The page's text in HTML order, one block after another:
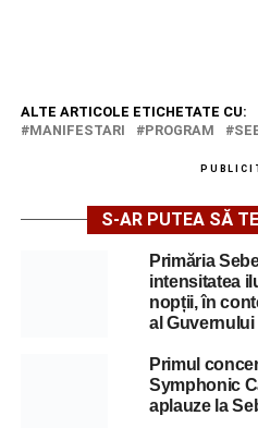
ALTE ARTICOLE ETICHETATE CU:
MANIFESTARI
PROGRAM
S-AR PUTEA SĂ
Primăria
intensitatea
nopții, în
al
Primul
Symphonic
aplauze la